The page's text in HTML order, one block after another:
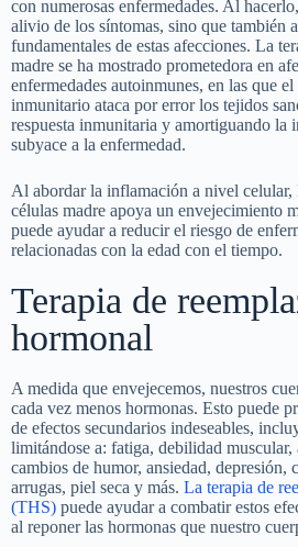
con numerosas enfermedades. Al
alivio de los síntomas, sino que también
fundamentales de estas afecciones. La
madre se ha mostrado prometedora en
enfermedades autoinmunes, en las que el
inmunitario ataca por error los tejidos
respuesta inmunitaria y amortiguando la
subyace a la enfermedad.
Al abordar la inflamación a nivel celular,
células madre apoya un envejecimiento
puede ayudar a reducir el riesgo de
relacionadas con la edad con el tiempo.
Terapia de
hormonal
A medida que envejecemos, nuestros
cada vez menos hormonas. Esto puede
de efectos secundarios indeseables,
limitándose a: fatiga, debilidad muscular,
cambios de humor, ansiedad, depresión,
arrugas, piel seca y más. La terapia de
(THS) puede ayudar a combatir estos
al reponer las hormonas que nuestro